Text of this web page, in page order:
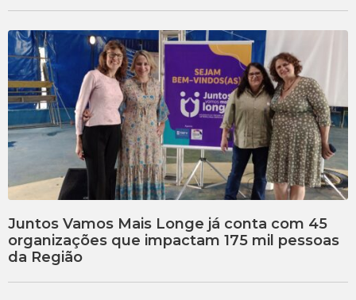
Juntos Vamos Mais Longe já conta com 45
organizações que impactam 175 mil pessoas
da Região